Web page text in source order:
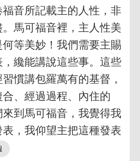
音所記載主的人性，非
馬可福音裡，主人性美
等美妙！我們需要主賜
纔能講說這些事。這些
慣講包羅萬有的基督，
、經過過程、內住的
到馬可福音，我覺得我
，我仰望主把這種發表